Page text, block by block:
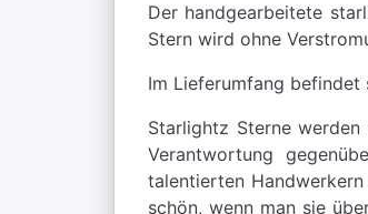
Der handgearbeitete
Stern wird ohne
Im Lieferumfang befindet
Starlightz Sterne
Verantwortung
talentierten
schön, wenn man sie